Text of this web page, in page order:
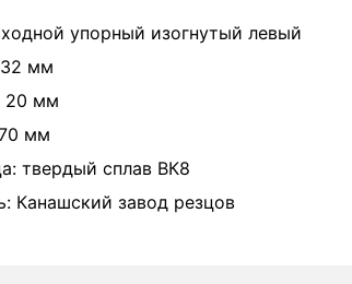
упорный изогнутый левый
32 мм
20 мм
мм
твердый сплав ВК8
Канашский завод резцов